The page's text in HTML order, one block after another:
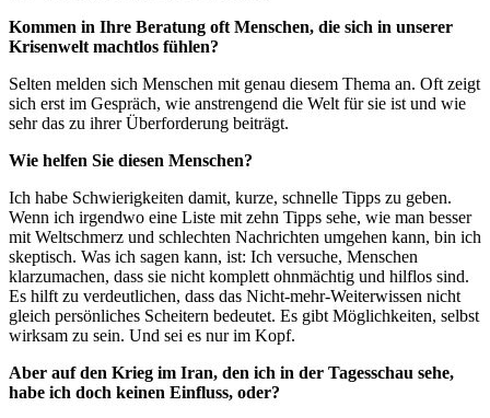
Kommen in Ihre Beratung oft Menschen, die sich in unserer
Krisenwelt machtlos fühlen?
Selten melden sich Menschen mit genau diesem Thema an. Oft zeigt
sich erst im Gespräch, wie anstrengend die Welt für sie ist und wie
sehr das zu ihrer Überforderung beiträgt.
Wie helfen Sie diesen Menschen?
Ich habe Schwierigkeiten damit, kurze, schnelle Tipps zu geben.
Wenn ich irgendwo eine Liste mit zehn Tipps sehe, wie man besser
mit Weltschmerz und schlechten Nachrichten umgehen kann, bin ich
skeptisch. Was ich sagen kann, ist: Ich versuche, Menschen
klarzumachen, dass sie nicht komplett ohnmächtig und hilflos sind.
Es hilft zu verdeutlichen, dass das Nicht-mehr-Weiterwissen nicht
gleich persönliches Scheitern bedeutet. Es gibt Möglichkeiten, selbst
wirksam zu sein. Und sei es nur im Kopf.
Aber auf den Krieg im Iran, den ich in der Tagesschau sehe,
habe ich doch keinen Einfluss, oder?